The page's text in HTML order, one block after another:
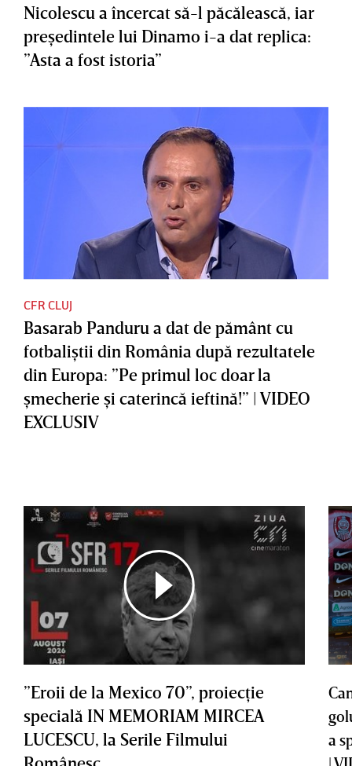
Nicolescu a încercat să-l păcălească, iar
preşedintele lui Dinamo i-a dat replica:
”Asta a fost istoria”
CFR CLUJ
Basarab Panduru a dat de pământ cu
fotbaliştii din România după rezultatele
din Europa: ”Pe primul loc doar la
şmecherie şi caterincă ieftină!” | VIDEO
EXCLUSIV
”Eroii de la Mexico 70”, proiecţie
specială IN MEMORIAM MIRCEA
LUCESCU, la Serile Filmului
a